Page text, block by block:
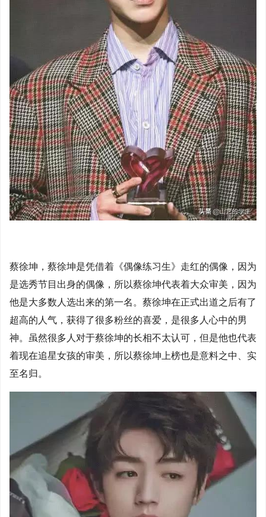
蔡徐坤，蔡徐坤是凭借着《偶像练习生》走红的偶像，因为
是选秀节目出身的偶像，所以蔡徐坤代表着大众审美，因为
他是大多数人选出来的第一名。蔡徐坤在正式出道之后有了
超高的人气，获得了很多粉丝的喜爱，是很多人心中的男
神。虽然很多人对于蔡徐坤的长相不太认可，但是他也代表
着现在追星女孩的审美，所以蔡徐坤上榜也是意料之中、实
至名归。